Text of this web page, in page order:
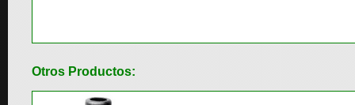
Otros Productos: